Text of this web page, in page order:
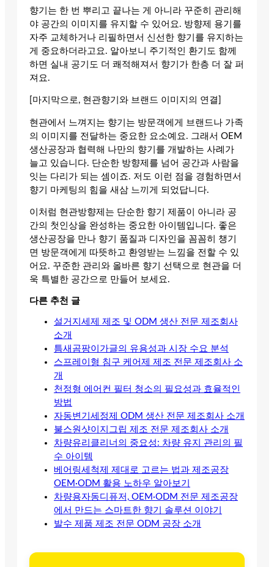
향기는 한 번 뿌리고 끝나는 게 아니라 꾸준히 관리해
야 공간의 이미지를 유지할 수 있어요. 방향제 용기를
자주 교체하거나 리필하면서 신선한 향기를 유지하는
게 중요하더라고요. 알아보니 주기적인 환기도 함께
하면 실내 공기도 더 쾌적해져서 향기가 한층 더 잘 퍼
져요.
[마지막으로, 현관향기와 브랜드 이미지의 연결]
현관에서 느껴지는 향기는 방문객에게 브랜드나 가족
의 이미지를 전달하는 중요한 요소예요. 그래서 OEM
생산공장과 협력해 나만의 향기를 개발하는 사례가
늘고 있습니다. 단순한 방향제를 넘어 공간과 사람을
잇는 다리가 되는 셈이죠. 저도 이런 점을 경험하면서
향기 마케팅의 힘을 새삼 느끼게 되었답니다.
이처럼 현관방향제는 단순한 향기 제품이 아니라 공
간의 첫인상을 완성하는 중요한 아이템입니다. 좋은
생산공장을 만나 향기 품질과 디자인을 꼼꼼히 챙기
면 방문객에게 따뜻하고 환영받는 느낌을 전할 수 있
어요. 꾸준한 관리와 올바른 향기 선택으로 현관을 더
욱 특별한 공간으로 만들어 보세요.
다른 추천 글
설거지세제 제조 및 ODM 생산 전문 제조회사
소개
틈새곰팡이가글의 유용성과 시장 수요 분석
스프레이형 침구 케어제 제조 전문 제조회사 소
개
천정형 에어컨 필터 청소의 필요성과 효율적인
방법
자동변기세정제 ODM 생산 전문 제조회사 소개
불스원샷이지그립 제조 전문 제조회사 소개
차량유리클리너의 중요성: 차량 유지 관리의 필
수 아이템
베어링세척제 제대로 고르는 법과 제조공장
OEM·ODM 활용 노하우 알아보기
차량용자동디퓨저, OEM·ODM 전문 제조공장
에서 만드는 스마트한 향기 솔루션 이야기
발수 제품 제조 전문 ODM 공장 소개